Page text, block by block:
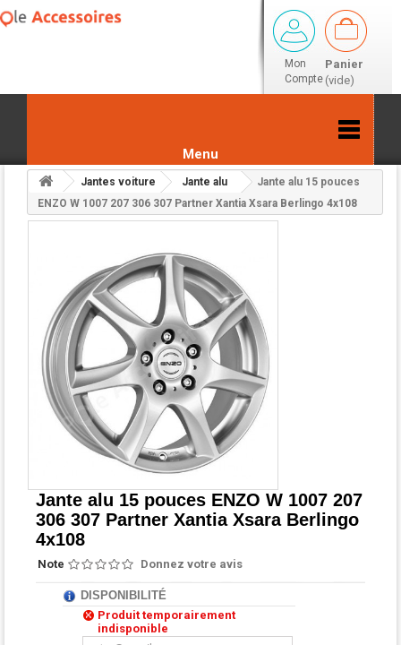
Mon
Compte
Panier
(vide)
Menu
Jantes voiture Jante alu
Jante alu 15 pouces
ENZO W 1007 207 306 307 Partner Xantia Xsara Berlingo 4x108
Retour aux résultats
Jante alu 15 pouces ENZO W 1007 207
306 307 Partner Xantia Xsara Berlingo
4x108
Note Donnez votre avis
DISPONIBILITÉ
Produit temporairement
indisponible